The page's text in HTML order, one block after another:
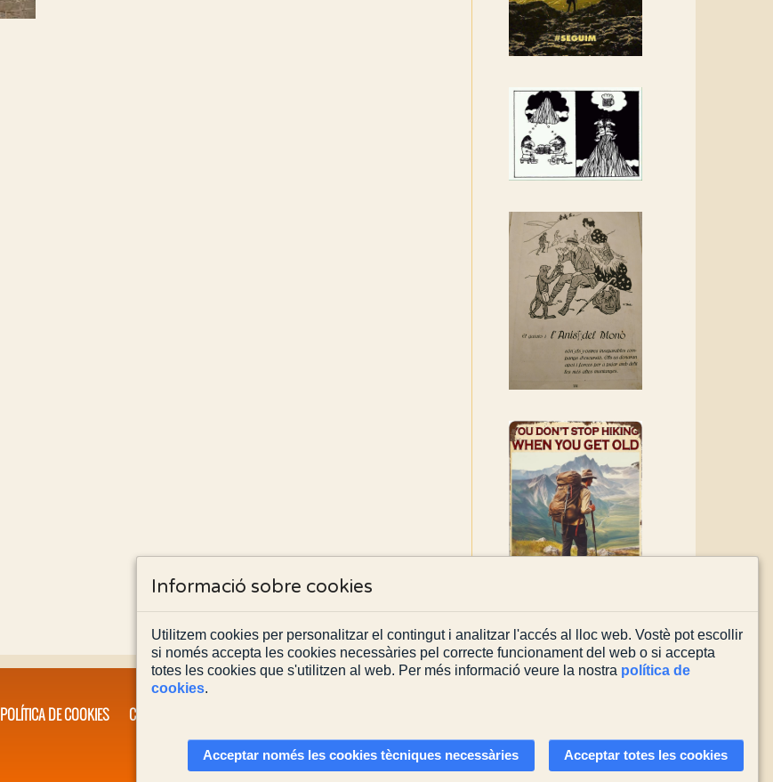
Amics de Sant Aniol
d'Aguja
Els Centpeus estem
recuperació del refugi i de
l'entorn de Sant Aniol
POLÍTICA DE COOKIES CONTACTA'NS
Actualitzada el08/08/2026
Informació sobre cookies
Utilitzem cookies per personalitzar el contingut i analitzar l'accés al lloc web. Vostè pot escollir
si només accepta les cookies necessàries pel correcte funcionament del web o si accepta
totes les cookies que s'utilitzen al web. Per més informació veure la nostra política de
cookies.
Acceptar només les cookies tècniques necessàries Acceptar totes les cookies